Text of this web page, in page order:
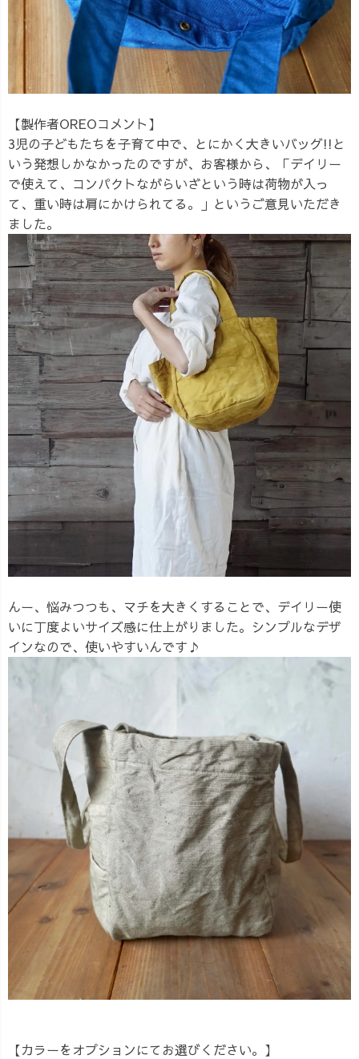
【製作者OREOコメント】
3児の子どもたちを子育て中で、とにかく大きいバッグ!!と
いう発想しかなかったのですが、お客様から、「デイリー
で使えて、コンパクトながらいざという時は荷物が入っ
て、重い時は肩にかけられてる。」というご意見いただき
ました。
んー、悩みつつも、マチを大きくすることで、デイリー使
いに丁度よいサイズ感に仕上がりました。シンプルなデザ
インなので、使いやすいんです♪
【カラーをオプションにてお選びください。】